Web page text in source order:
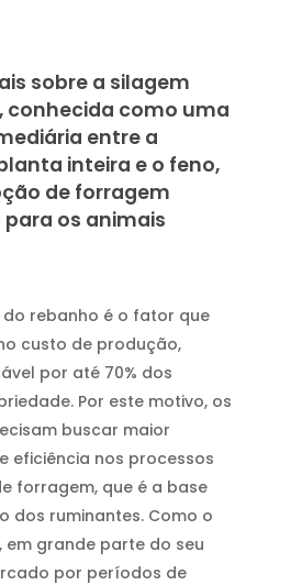
sobre a silagem
conhecida como uma
entre a
inteira e o feno,
de forragem
os animais
rebanho é o fator que
custo de produção,
por até 70% dos
Por este motivo, os
buscar maior
eficiência nos processos
forragem, que é a base
dos ruminantes. Como o
em grande parte do seu
por períodos de